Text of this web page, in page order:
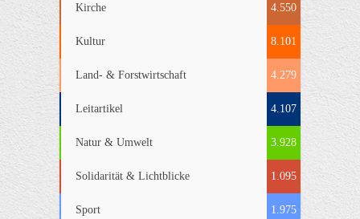
Kirche 4.550
Kultur 8.101
Land- & Forstwirtschaft 4.279
Leitartikel 4.107
Natur & Umwelt 3.928
Solidarität & Lichtblicke 1.095
Sport 1.975